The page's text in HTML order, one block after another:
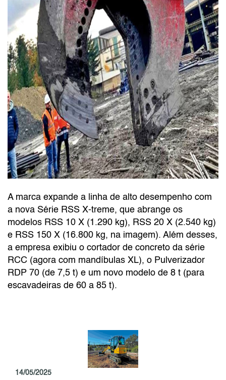
A marca expande a linha de alto desempenho com
a nova Série RSS X-treme, que abrange os
modelos RSS 10 X (1.290 kg), RSS 20 X (2.540 kg)
e RSS 150 X (16.800 kg, na imagem). Além desses,
a empresa exibiu o cortador de concreto da série
RCC (agora com mandíbulas XL), o Pulverizador
RDP 70 (de 7,5 t) e um novo modelo de 8 t (para
escavadeiras de 60 a 85 t).
14/05/2025